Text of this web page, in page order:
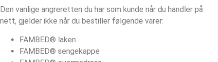
Den vanlige angreretten du har som kunde når du handler på
nett, gjelder ikke når du bestiller følgende varer:
FAMBED® laken
FAMBED® sengekappe